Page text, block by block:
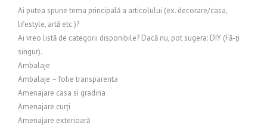
Ai putea spune tema principală a articolului (ex. decorare/casa,
lifestyle, artă etc.)?
Ai vreo listă de categorii disponibile? Dacă nu, pot sugera: DIY (Fă-ți
singur).
Ambalaje
Ambalaje – folie transparenta
Amenajare casa si gradina
Amenajare curți
Amenajare exterioară